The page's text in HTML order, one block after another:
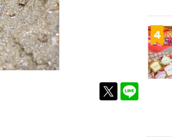
twitter